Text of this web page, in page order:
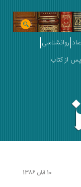
روانشناسی
پس از کتاب
10 آبان 1386